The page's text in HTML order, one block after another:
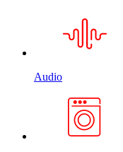
Audio